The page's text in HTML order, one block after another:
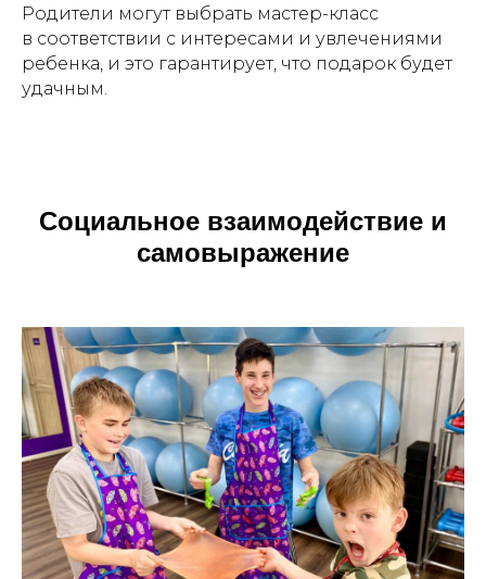
Родители могут выбрать мастер-класс
в соответствии с интересами и увлечениями
ребенка, и это гарантирует, что подарок будет
удачным.
Социальное взаимодействие и
самовыражение